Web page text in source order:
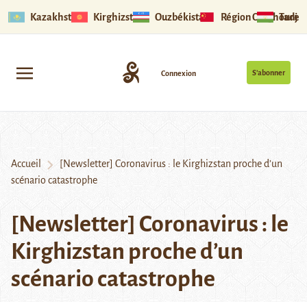
Kazakhstan Kirghizstan Ouzbékistan Région Ouïghoure
S’abonner
Connexion
Accueil
[Newsletter] Coronavirus : le Kirghizstan proche d’un
scénario catastrophe
[Newsletter] Coronavirus : le
Kirghizstan proche d’un
scénario catastrophe